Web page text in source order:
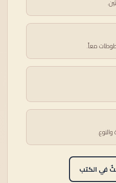
معاً.
في الكتب